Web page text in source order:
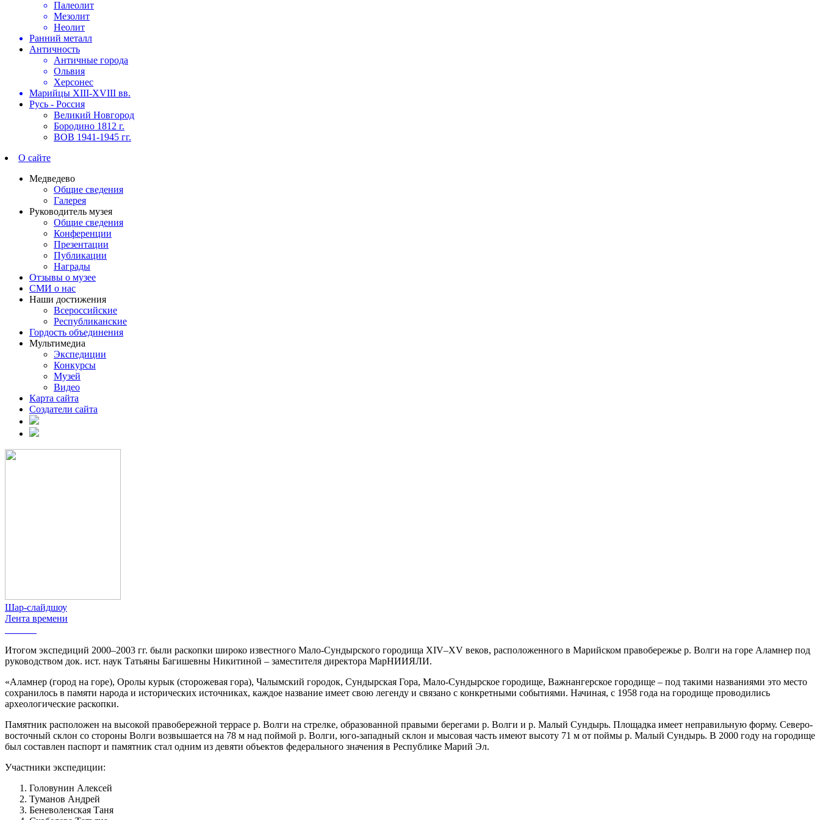
Палеолит
Мезолит
Неолит
Ранний металл
Античность
Античные города
Ольвия
Херсонес
Марийцы XIII-XVIII вв.
Русь - Россия
Великий Новгород
Бородино 1812 г.
ВОВ 1941-1945 гг.
О сайте
Медведево
Общие сведения
Галерея
Руководитель музея
Общие сведения
Конференции
Презентации
Публикации
Награды
Отзывы о музее
СМИ о нас
Наши достижения
Всероссийские
Республиканские
Гордость объединения
Мультимедиа
Экспедиции
Конкурсы
Музей
Видео
Карта сайта
Создатели сайта
Шар-слайдшоу
Лента времени
Итогом экспедиций 2000–2003 гг. были раскопки широко известного Мало-Сундырского городища XIV–XV веков, расположенного в Марийском правобережье р. Волги на горе Аламнер под
руководством док. ист. наук Татьяны Багишевны Никитиной – заместителя директора МарНИИЯЛИ.
«Аламнер (город на горе), Оролы курык (сторожевая гора), Чалымский городок, Сундырская Гора, Мало-Сундырское городище, Важнангерское городище – под такими названиями это место
сохранилось в памяти народа и исторических источниках, каждое название имеет свою легенду и связано с конкретными событиями. Начиная, с 1958 года на городище проводились
археологические раскопки.
Памятник расположен на высокой правобережной террасе р. Волги на стрелке, образованной правыми берегами р. Волги и р. Малый Сундырь. Площадка имеет неправильную форму. Северо-
восточный склон со стороны Волги возвышается на 78 м над поймой р. Волги, юго-западный склон и мысовая часть имеют высоту 71 м от поймы р. Малый Сундырь. В 2000 году на городище
был составлен паспорт и памятник стал одним из девяти объектов федерального значения в Республике Марий Эл.
Участники экспедиции:
Головунин Алексей
Туманов Андрей
Беневоленская Таня